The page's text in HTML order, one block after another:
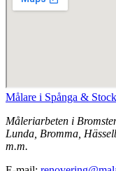
Målare i Spånga &
Måleriarbeten i
Lunda, Bromma,
m.m.